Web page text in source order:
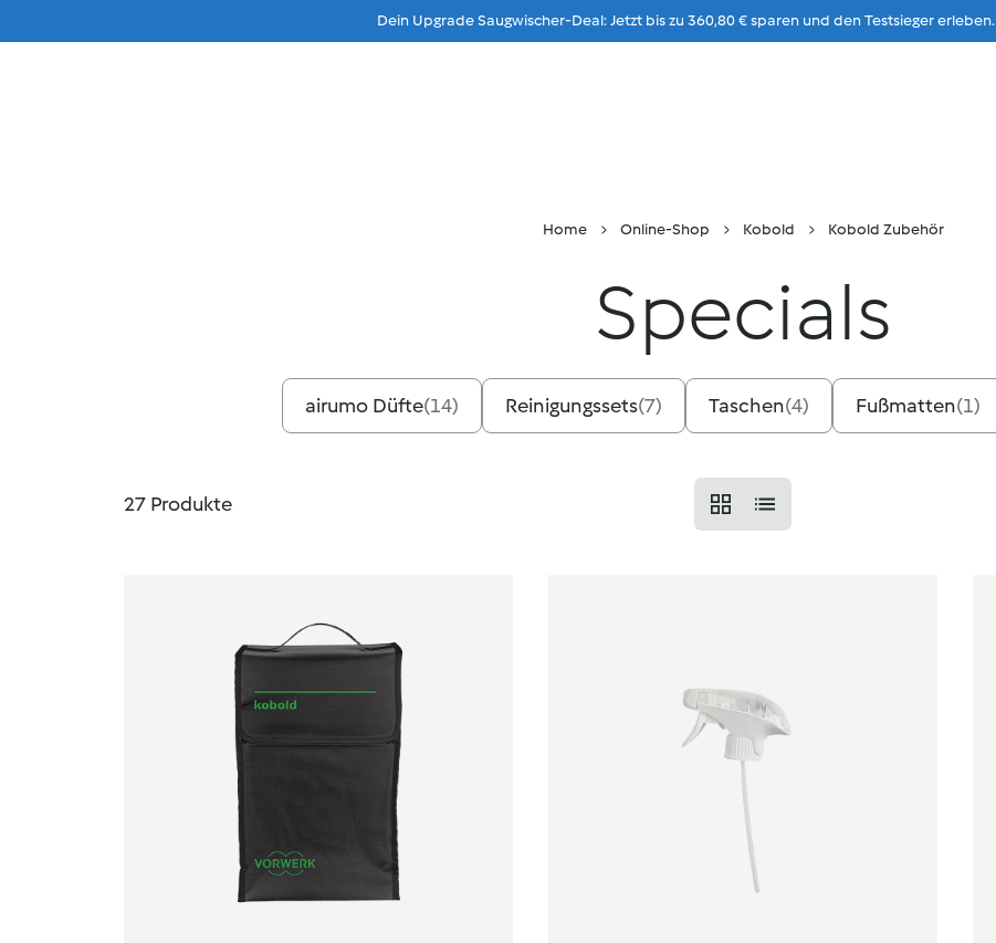
Zum Inhalt
Dein Upgrade Saugwischer-Deal: Jetzt bis zu 360,80 € sparen und den Testsieger erleben.
Home Online-Shop Kobold Kobold Zubehör
Specials
airumo Düfte(14) Reinigungssets(7) Taschen(4) Fußmatten(1)
27 Produkte